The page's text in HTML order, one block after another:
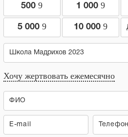
5009 1 000 9
5 000 9 10 000 9
Школа Мадрихов 2023
Хочу жертвовать ежемесячно